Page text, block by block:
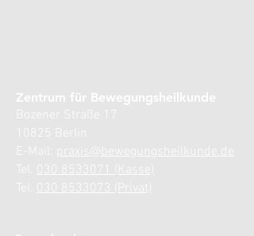
Zentrum für Bewegungsheilkunde
Bozener Straße 17
10825 Berlin
E-Mail:
praxis@bewegungsheilkunde.de
030 8533071 (Kasse)
030 8533073 (Privat)